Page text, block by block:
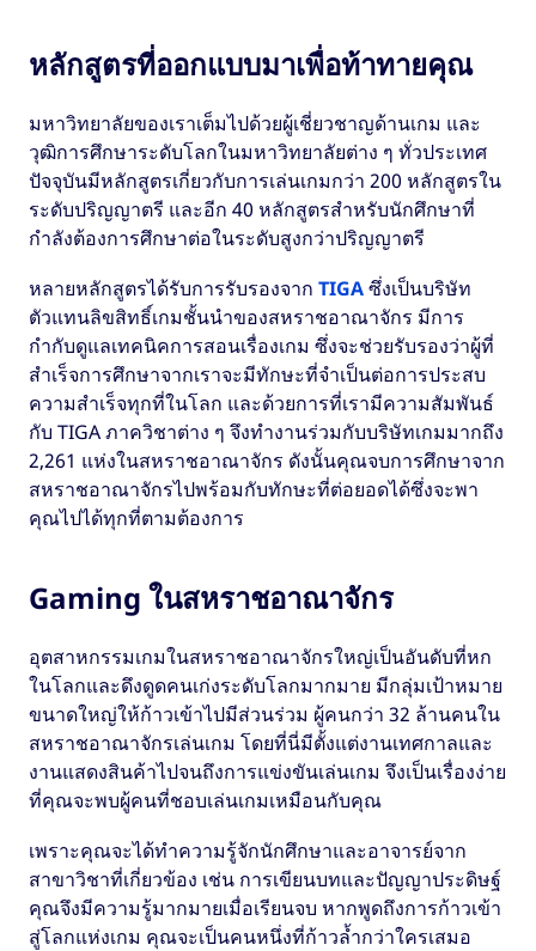
หลักสูตรที่ออกแบบมาเพื่อท้าทายคุณ
มหาวิทยาลัยของเราเต็มไปด้วยผู้เชี่ยวชาญด้านเกม และ
วุฒิการศึกษาระดับโลกในมหาวิทยาลัยต่าง ๆ ทั่วประเทศ
ปัจจุบันมีหลักสูตรเกี่ยวกับการเล่นเกมกว่า 200 หลักสูตรใน
ระดับปริญญาตรี และอีก 40 หลักสูตรสำหรับนักศึกษาที่
กำลังต้องการศึกษาต่อในระดับสูงกว่าปริญญาตรี
หลายหลักสูตรได้รับการรับรองจาก TIGAซึ่งเป็นบริษัท
ตัวแทนลิขสิทธิ์เกมชั้นนำของสหราชอาณาจักร มีการ
กำกับดูแลเทคนิคการสอนเรื่องเกม ซึ่งจะช่วยรับรองว่าผู้ที่
สำเร็จการศึกษาจากเราจะมีทักษะที่จำเป็นต่อการประสบ
ความสำเร็จทุกที่ในโลก และด้วยการที่เรามีความสัมพันธ์
กับ TIGA ภาควิชาต่าง ๆ จึงทำงานร่วมกับบริษัทเกมมากถึง
2,261 แห่งในสหราชอาณาจักร ดังนั้นคุณจบการศึกษาจาก
สหราชอาณาจักรไปพร้อมกับทักษะที่ต่อยอดได้ซึ่งจะพา
คุณไปได้ทุกที่ตามต้องการ
Gaming ในสหราชอาณาจักร
อุตสาหกรรมเกมในสหราชอาณาจักรใหญ่เป็นอันดับที่หก
ในโลกและดึงดูดคนเก่งระดับโลกมากมาย มีกลุ่มเป้าหมาย
ขนาดใหญ่ให้ก้าวเข้าไปมีส่วนร่วม ผู้คนกว่า 32 ล้านคนใน
สหราชอาณาจักรเล่นเกม โดยที่นี่มีตั้งแต่งานเทศกาลและ
งานแสดงสินค้าไปจนถึงการแข่งขันเล่นเกม จึงเป็นเรื่องง่าย
ที่คุณจะพบผู้คนที่ชอบเล่นเกมเหมือนกับคุณ
เพราะคุณจะได้ทำความรู้จักนักศึกษาและอาจารย์จาก
สาขาวิชาที่เกี่ยวข้อง เช่น การเขียนบทและปัญญาประดิษฐ์
คุณจึงมีความรู้มากมายเมื่อเรียนจบ หากพูดถึงการก้าวเข้า
สู่โลกแห่งเกม คุณจะเป็นคนหนึ่งที่ก้าวล้ำกว่าใครเสมอ